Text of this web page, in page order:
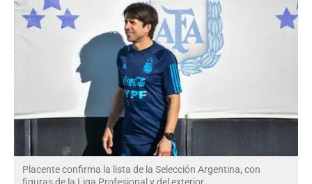
Placente confirma la lista de la Selección Argentina, con